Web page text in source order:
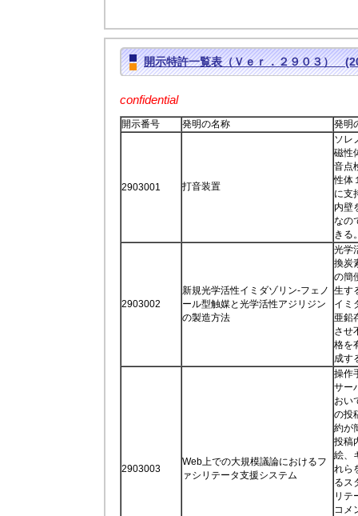
開示特許一覧表（Ｖｅｒ．２９０３）
confidential
開示番号 発明の名称 発明
2903001 打音装置
ソレ
磁性
音点
性体
に支
内壁
なの
きる
2903002
新規光学活性イミダゾリン-フェノ
ール型触媒と光学活性アジリジン
の製造方法
光学
換炭
の簡
生す
イミ
亜鉛
させ
格を
成す
2903003
Web上での大規模議論におけるフ
ァシリテータ支援システム
操作
サー
おい
の投
約が
投稿
絵、
れら
るス
リテ
コメ